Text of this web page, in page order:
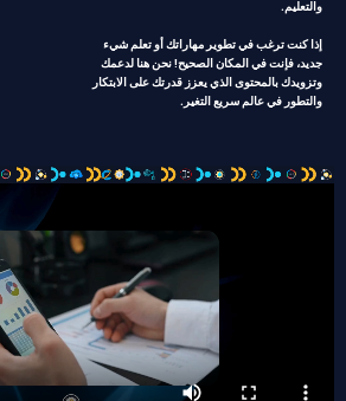
والتعليم.
إذا كنت ترغب في تطوير مهاراتك أو تعلم شيء
جديد، فإنت في المكان الصحيح! نحن هنا لدعمك
وتزويدك بالمحتوى الذي يعزز قدرتك على الابتكار
والتطور في عالم سريع التغير.